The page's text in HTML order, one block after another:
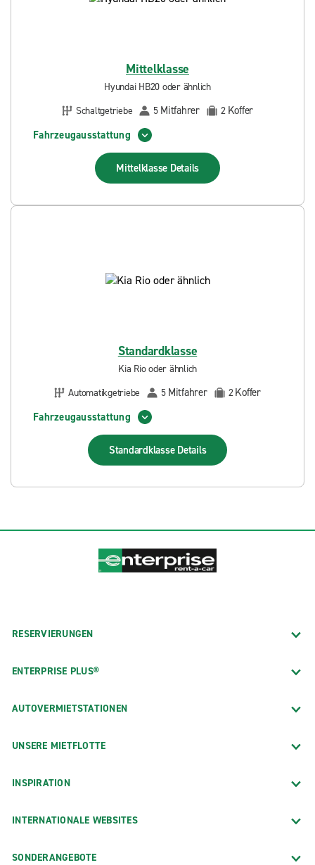
Mittelklasse
Hyundai HB20 oder ähnlich
Schaltgetriebe
5 Mitfahrer 2 Koffer
Fahrzeugausstattung
Mittelklasse Details
Standardklasse
Kia Rio oder ähnlich
Automatikgetriebe
5 Mitfahrer 2Koffer
Fahrzeugausstattung
Standardklasse Details
RESERVIERUNGEN
ENTERPRISE PLUS®
AUTOVERMIETSTATIONEN
UNSERE MIETFLOTTE
INSPIRATION
INTERNATIONALE WEBSITES
SONDERANGEBOTE